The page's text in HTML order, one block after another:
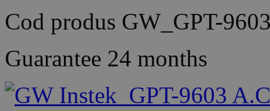
Cod produs GW_GPT-
Guarantee 24 months